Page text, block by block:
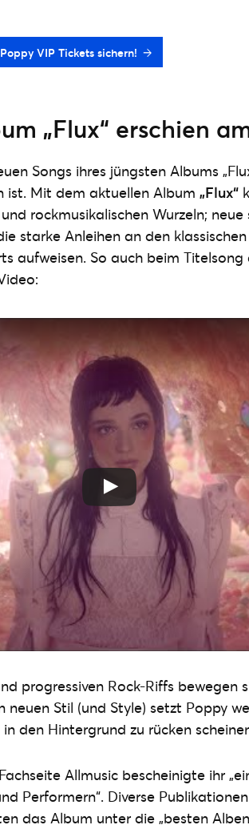
VIP Tickets sichern!
„Flux“ erschien
Songs ihres jüngsten Albums
ist. Mit dem aktuellen Album „Flux“
rockmusikalischen Wurzeln;
starke Anleihen an den
aufweisen. So auch beim Titelsong
progressiven Rock-Riffs bewegen
neuen Stil (und Style) setzt Poppy
den Hintergrund zu rücken
Allmusic bescheinigte ihr
Performern“. Diverse
das Album unter die „besten